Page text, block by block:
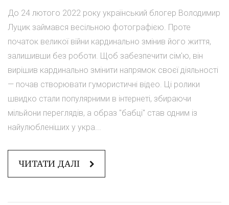
До 24 лютого 2022 року український блогер Володимир
Луцик займався весільною фотографією. Проте
початок великої війни кардинально змінив його життя,
залишивши без роботи. Щоб забезпечити сім'ю, він
вирішив кардинально змінити напрямок своєї діяльності
— почав створювати гумористичні відео. Ці ролики
швидко стали популярними в інтернеті, збираючи
мільйони переглядів, а образ "бабці" став одним із
найулюбленіших у укра...
ЧИТАТИ ДАЛІ